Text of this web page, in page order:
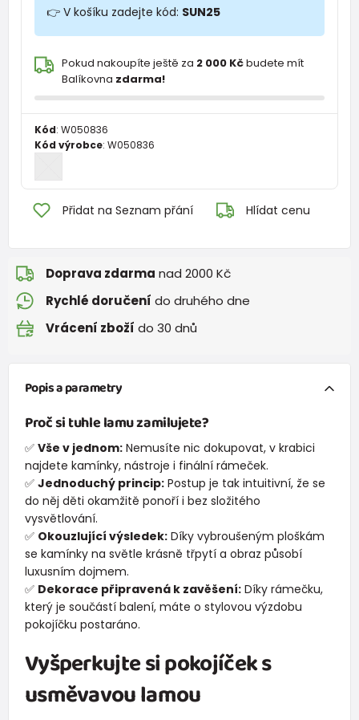
👉 V košíku zadejte kód: SUN25
Pokud nakoupíte ještě za 2 000 Kčbudete mít
Balíkovna zdarma!
Kód: W050836
Kód výrobce: W050836
Přidat na Seznam přání Hlídat cenu
Doprava zdarma nad 2000 Kč
Rychlé doručení do druhého dne
Vrácení zboží do 30 dnů
Popis a parametry
Proč si tuhle lamu zamilujete?
✅ Vše v jednom:Nemusíte nic dokupovat, v krabici
najdete kamínky, nástroje i finální rámeček.
✅ Jednoduchý princip:Postup je tak intuitivní, že se
do něj děti okamžitě ponoří i bez složitého
vysvětlování.
✅ Okouzlující výsledek:Díky vybroušeným ploškám
se kamínky na světle krásně třpytí a obraz působí
luxusním dojmem.
✅ Dekorace připravená k zavěšení:Díky rámečku,
který je součástí balení, máte o stylovou výzdobu
pokojíčku postaráno.
Vyšperkujte si pokojíček s
usměvavou lamou